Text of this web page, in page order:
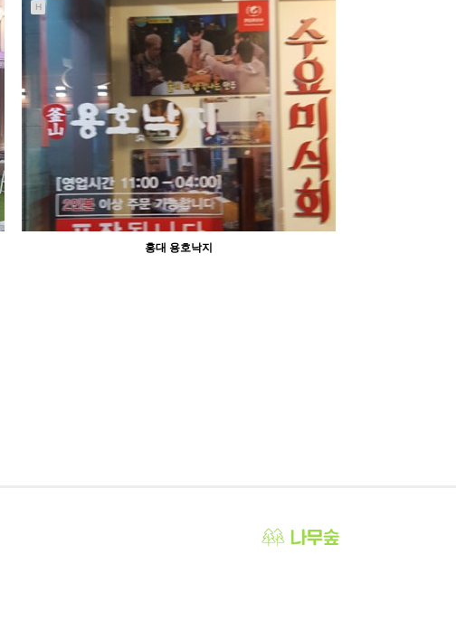
1273
09-30
abcd
H
홍대 용호낙지